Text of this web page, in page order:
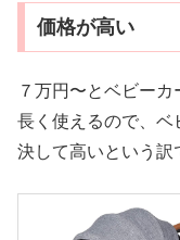
価格が高い
７万円〜とベビーカ
長く使えるので、ベ
決して高いという訳